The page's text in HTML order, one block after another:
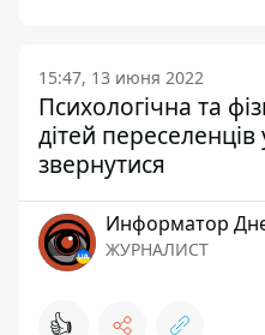
15:47, 13 июня 2022
Психологічна та
дітей переселенців
звернутися
Информатор
ЖУРНАЛИСТ
👍